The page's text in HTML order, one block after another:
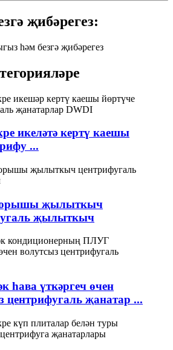
җибәрегез:
һәм безгә җибәрегез
икеләтә кертү каешы
...
җылыткыч
җылыткыч
һава үткәргеч өчен
центрифугаль җанатар ...